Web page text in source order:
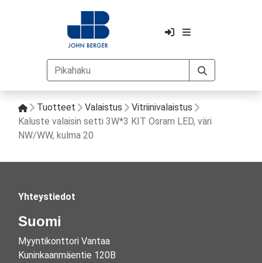
Tuotteet Valaistus
Vitriinivalaistus
Kaluste valaisin setti 3W*3 KIT Osram LED, väri
NW/WW, kulma 20
Yhteystiedot
Suomi
Myyntikonttori Vantaa
Kuninkaanmäentie 120B